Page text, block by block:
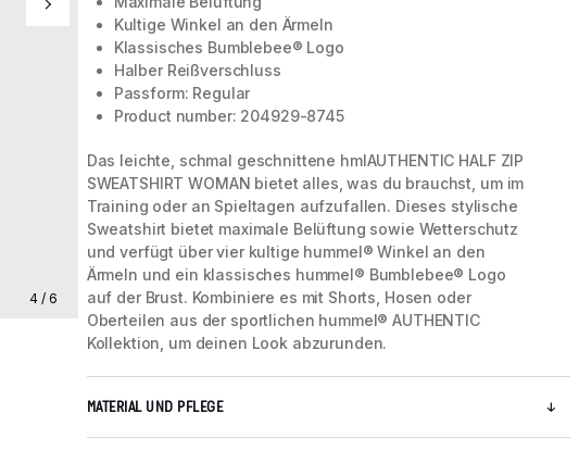
4 / 6
Kultige Winkel an den Ärmeln
Klassisches Bumblebee® Logo
Halber Reißverschluss
Passform: Regular
Product number: 204929-8745
Das leichte, schmal geschnittene hmlAUTHENTIC HALF ZIP
SWEATSHIRT WOMAN bietet alles, was du brauchst, um im
Training oder an Spieltagen aufzufallen. Dieses stylische
Sweatshirt bietet maximale Belüftung sowie Wetterschutz
und verfügt über vier kultige hummel® Winkel an den
Ärmeln und ein klassisches hummel® Bumblebee® Logo
auf der Brust. Kombiniere es mit Shorts, Hosen oder
Oberteilen aus der sportlichen hummel® AUTHENTIC
Kollektion, um deinen Look abzurunden.
MATERIAL UND PFLEGE